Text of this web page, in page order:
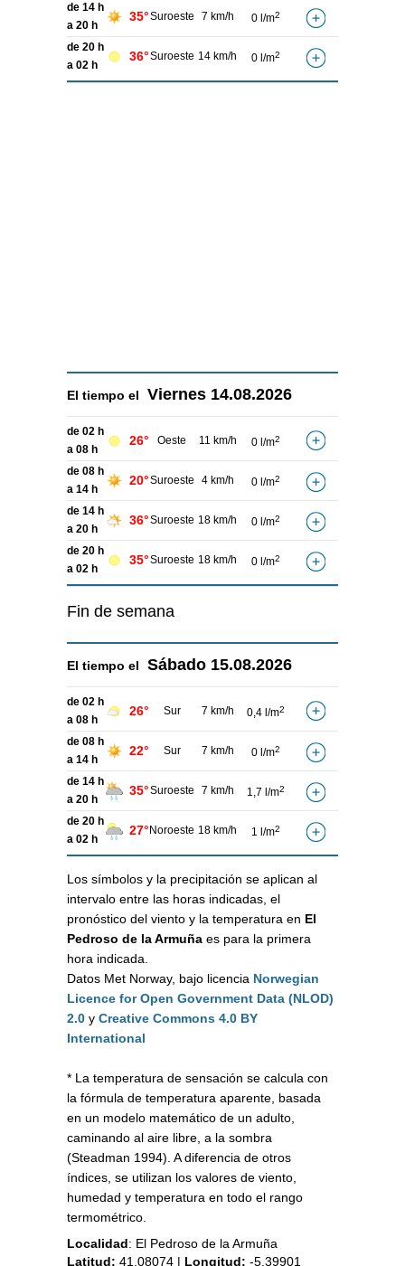
de 14 h
a 20 h
35°Suroeste 7 km/h 0 l/m2
de 20 h
a 02 h
36°Suroeste 14 km/h 0 l/m2
El tiempo el Viernes 14.08.2026
de 02 h
a 08 h
26° Oeste 11 km/h 0 l/m2
de 08 h
a 14 h
20°Suroeste 4 km/h 0 l/m2
de 14 h
a 20 h
36°Suroeste 18 km/h 0 l/m2
de 20 h
a 02 h
35°Suroeste 18 km/h 0 l/m2
Fin de semana
El tiempo el Sábado 15.08.2026
de 02 h
a 08 h
26° Sur 7 km/h 0,4 l/m2
de 08 h
a 14 h
22° Sur 7 km/h 0 l/m2
de 14 h
a 20 h
35°Suroeste 7 km/h 1,7 l/m2
de 20 h
a 02 h
27° Noroeste 18 km/h 1 l/m2
Los símbolos y la precipitación se aplican al
intervalo entre las horas indicadas, el
pronóstico del viento y la temperatura en El
Pedroso de la Armuña es para la primera
hora indicada.
Datos Met Norway, bajo licencia Norwegian
Licence for Open Government Data (NLOD)
2.0 y Creative Commons 4.0 BY
International
* La temperatura de sensación se calcula con
la fórmula de temperatura aparente, basada
en un modelo matemático de un adulto,
caminando al aire libre, a la sombra
(Steadman 1994). A diferencia de otros
índices, se utilizan los valores de viento,
humedad y temperatura en todo el rango
termométrico.
Localidad: El Pedroso de la Armuña
Latitud: 41.08074 | Longitud: -5.39901